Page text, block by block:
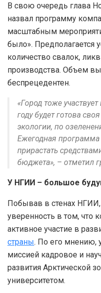
В свою очередь глава
назвал программу
масштабным
было». Предполагается
количество свалок,
производства. Объем
беспрецедентен.
«Город тоже
году будет готова
экологии, по
Ежегодная программа
прирастать
бюджета», – отметил
У НГИИ – большое
Побывав в стенах
уверенность в том, что
активное участие в
страны. По его мнению,
миссией кадровое и
развития Арктической
университетом.